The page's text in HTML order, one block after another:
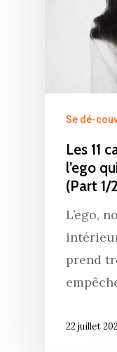
Se dé-
Les 11
l’ego
(Part 1/
L’ego,
prend
22 juillet